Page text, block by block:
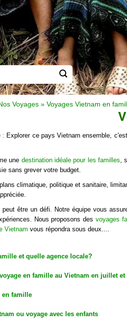
Voyages » Voyages Vietnam en
: Explorer ce pays Vietnam ensemble,
une destination idéale pour les familles ,
sans grever votre budget.
climatique, politique et sanitaire,
peut être un défi. Notre équipe vous
Nous proposons desvoyages
Vietnam vous répondra sous deux....
et quelle agence locale?
en famille au Vietnam en juillet et
en famille
ou voyage avec les enfants